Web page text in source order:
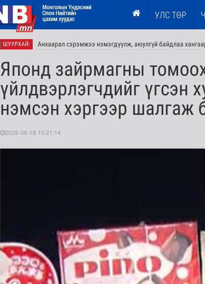
УЛС ТӨР
ШУУРХАЙ: Анхаарал сэрэмжээ нэмэгдүүлж, аюулгүй байдлаа
Японд зайрмагны
үйлдвэрлэгчдийг үгсэн
нэмсэн хэргээр шалгаж
2026-06-18 10:21:14